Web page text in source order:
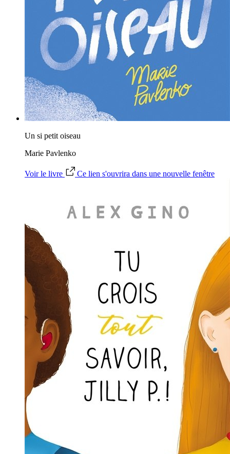
Un si petit oiseau
Marie Pavlenko
Voir le livre Ce lien s'ouvrira dans une nouvelle fenêtre